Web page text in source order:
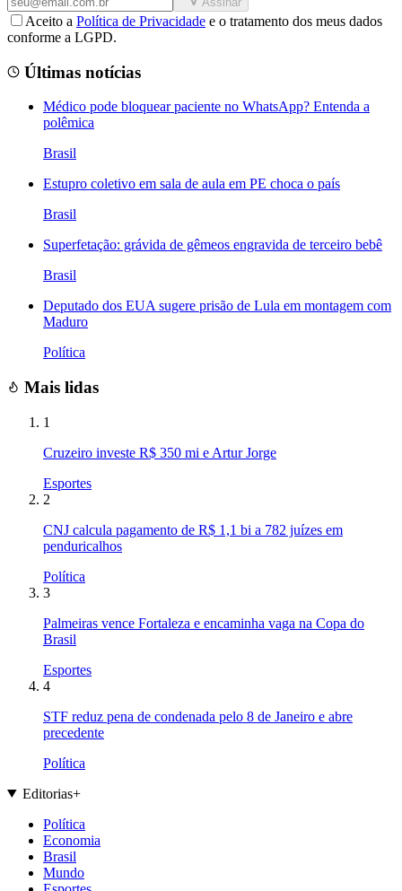
Aceito a Política de Privacidade e o tratamento dos meus dados
conforme a LGPD.
Últimas notícias
Médico pode bloquear paciente no WhatsApp? Entenda a
polêmica
Brasil
Estupro coletivo em sala de aula em PE choca o país
Brasil
Superfetação: grávida de gêmeos engravida de terceiro bebê
Brasil
Deputado dos EUA sugere prisão de Lula em montagem com
Maduro
Política
Mais lidas
1
Cruzeiro investe R$ 350 mi e Artur Jorge
Esportes
2
CNJ calcula pagamento de R$ 1,1 bi a 782 juízes em
penduricalhos
Política
3
Palmeiras vence Fortaleza e encaminha vaga na Copa do
Brasil
Esportes
4
STF reduz pena de condenada pelo 8 de Janeiro e abre
precedente
Política
Editorias+
Política
Economia
Brasil
Mundo